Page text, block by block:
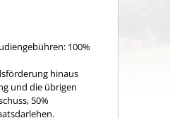
100%
hinaus
und die übrigen
50%